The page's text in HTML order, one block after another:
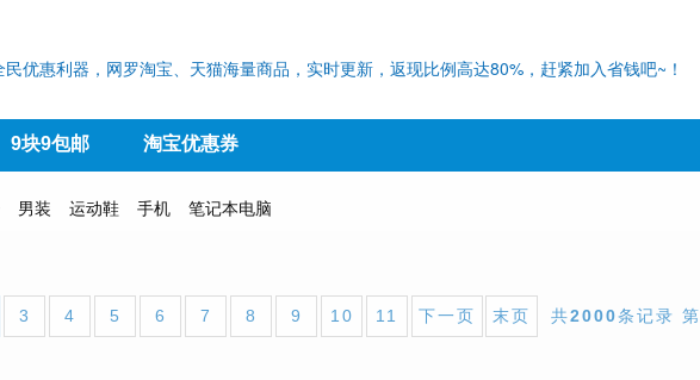
优惠利器，网罗淘宝、天猫海量商品，实时更新，返现比例高达80%，赶紧加入省钱吧~！
9块9包邮 淘宝优惠券
男装 运动鞋 手机 笔记本电脑
3 4 5 6 7 8 9 10 11 下一页 末页 共2000条记录 第